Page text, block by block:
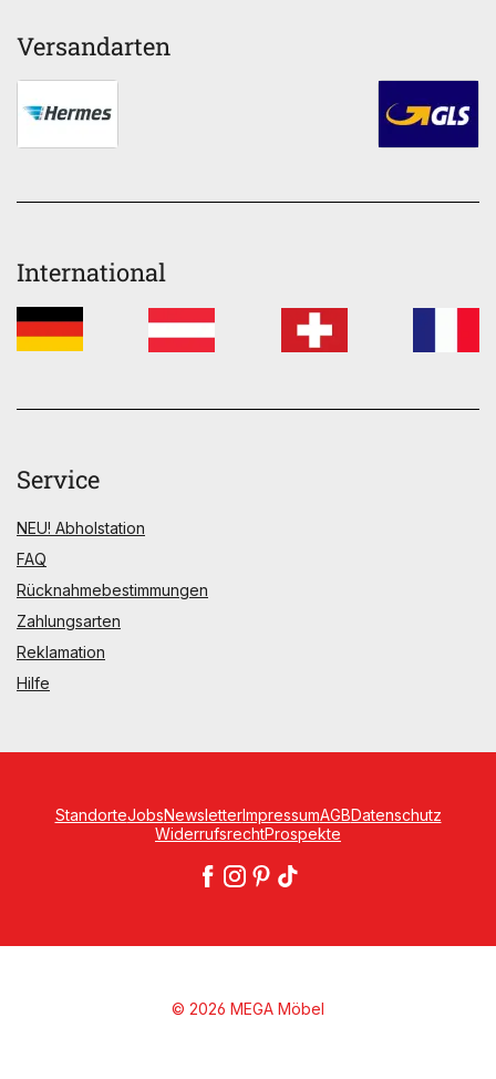
Versandarten
International
Service
NEU! Abholstation
FAQ
Rücknahmebestimmungen
Zahlungsarten
Reklamation
Hilfe
StandorteJobsNewsletterImpressumAGBDatenschutz
WiderrufsrechtProspekte
© 2026 MEGA Möbel